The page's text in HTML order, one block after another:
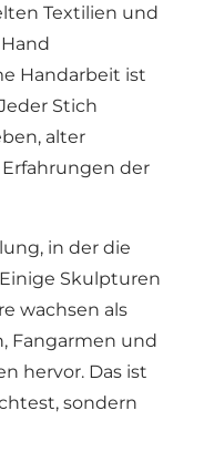
Textilien und
Handarbeit ist
Stich
alter
der
in der die
Skulpturen
wachsen als
Fangarmen und
hervor. Das ist
sondern